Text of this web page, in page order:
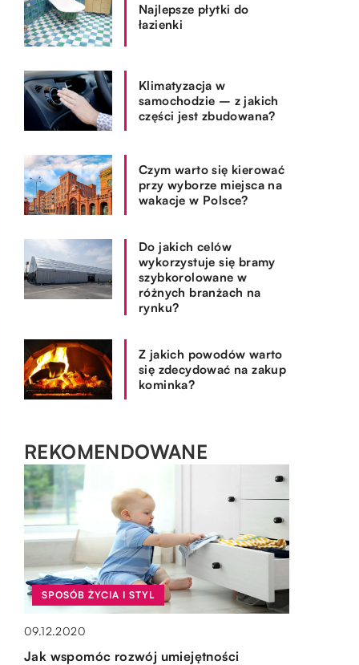
Najlepsze płytki do
łazienki
Klimatyzacja w
samochodzie – z jakich
części jest zbudowana?
Czym warto się kierować
przy wyborze miejsca na
wakacje w Polsce?
Do jakich celów
wykorzystuje się bramy
szybkorolowane w
różnych branżach na
rynku?
Z jakich powodów warto
się zdecydować na zakup
kominka?
REKOMENDOWANE
SPOSÓB ŻYCIA I STYL
09.12.2020
Jak wspomóc rozwój umiejętności
OGRÓD I DOM
14.10.2022
TECHNOLOGIE & IT
28.11.2020
Jaka ilość pamięci RAM jest potrzebna
aby komputer działał sprawnie?